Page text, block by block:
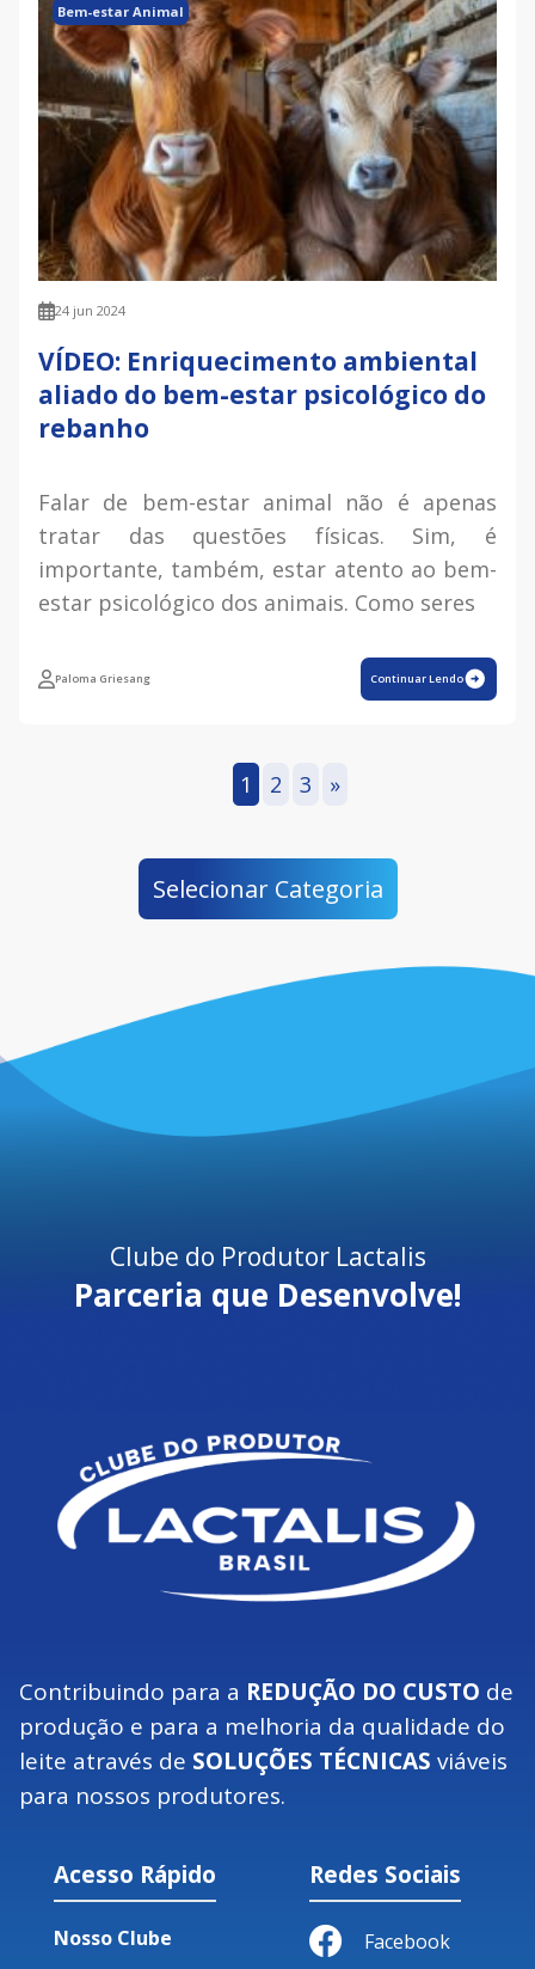
Bem-estar Animal
24 jun 2024
VÍDEO: Enriquecimento ambiental
aliado do bem-estar psicológico do
rebanho
Falar de bem-estar animal não é apenas
tratar das questões físicas. Sim, é
importante, também, estar atento ao bem-
estar psicológico dos animais. Como seres
Paloma Griesang Continuar Lendo
1 2 3 »
Selecionar Categoria
Clube do Produtor Lactalis
Parceria que Desenvolve!
Contribuindo para a REDUÇÃO DO CUSTO de
produção e para a melhoria da qualidade do
leite através de SOLUÇÕES TÉCNICAS viáveis
para nossos produtores.
Acesso Rápido
Nosso Clube
Redes Sociais
Facebook